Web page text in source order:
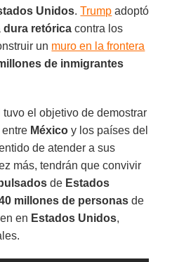
Unidos.Trump adoptó
dura retórica contra los
un muro en la frontera
de inmigrantes
el objetivo de demostrar
entre México y los países del
de atender a sus
más, tendrán que convivir
de Estados
millones de personas de
en Estados Unidos,